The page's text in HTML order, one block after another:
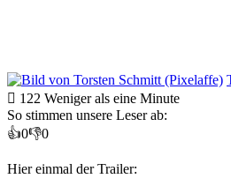
122 Weniger als eine Minute
So stimmen unsere Leser ab:
👍0👎0
Hier einmal der Trailer: